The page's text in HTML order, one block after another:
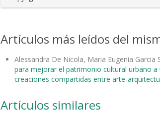
Artículos más leídos del
Alessandra De Nicola, Maria Eugenia
para mejorar el patrimonio cultural urbano
creaciones compartidas entre arte-
Artículos similares